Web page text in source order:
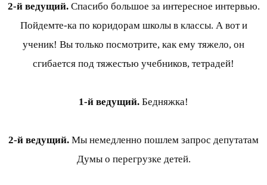
2-й ведущий.Спасибо большое за интересное интервью.
Пойдемте-ка по коридорам школы в классы. А вот и
ученик! Вы только посмотрите, как ему тяжело, он
сгибается под тяжестью учебников, тетрадей!
1-й ведущий. Бедняжка!
2-й ведущий. Мы немедленно пошлем запрос депутатам
Думы о перегрузке детей.